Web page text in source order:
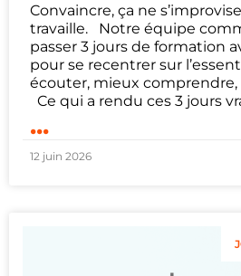
Convaincre, ça ne
travaille. Notre équipe
passer 3 jours de formation
pour se recentrer sur
écouter, mieux
Ce qui a rendu ces 3 jours
...
12 juin 2026